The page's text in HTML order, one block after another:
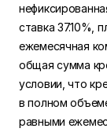
ставка 37.10%,
ежемесячная
общая сумма
условии, что
в полном
равными